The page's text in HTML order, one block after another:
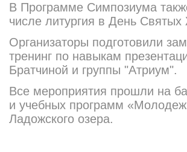
В Программе Симпозиума
числе литургия в День
Организаторы подготовили
тренинг по навыкам
Братчиной и группы "Атриум".
Все мероприятия прошли на
и учебных программ
Ладожского озера.